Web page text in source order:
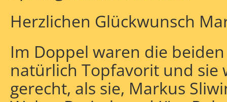
Herzlichen Glückwunsch
Im Doppel waren die
natürlich Topfavorit und sie
gerecht, als sie, Markus